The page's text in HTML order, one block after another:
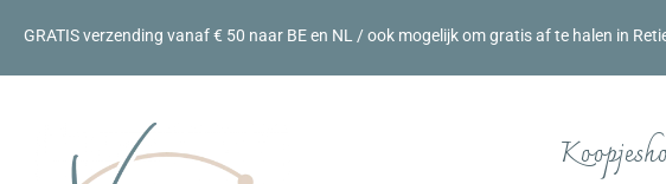
GRATIS verzending vanaf € 50 naar BE en NL / ook mogelijk om gratis af te halen in